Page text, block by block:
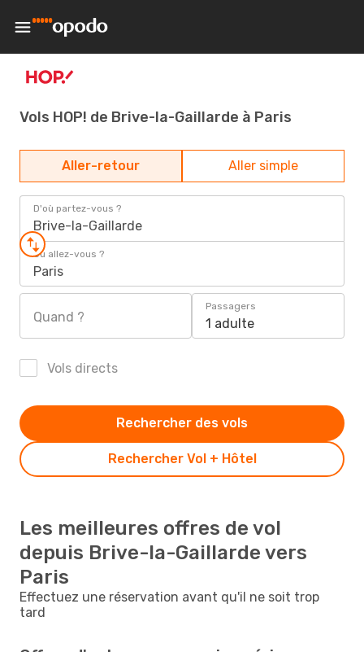
Vols HOP! de Brive-la-Gaillarde à Paris
Aller-retour Aller simple
D'où partez-vous ?
Brive-la-Gaillarde
Où allez-vous ?
Paris
Quand ?
Passagers
1 adulte
Vols directs
Rechercher Vol + Hôtel
Rechercher des vols
Les meilleures offres de vol
depuis Brive-la-Gaillarde vers
Paris
Effectuez une réservation avant qu'il ne soit trop
tard